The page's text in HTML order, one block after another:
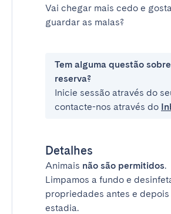
Vai chegar mais cedo e
guardar as malas?
Tem alguma questão
reserva?
Inicie sessão através do
contacte-nos através do
Detalhes
Animais não são permitidos.
Limpamos a fundo e
propriedades antes e
estadia.